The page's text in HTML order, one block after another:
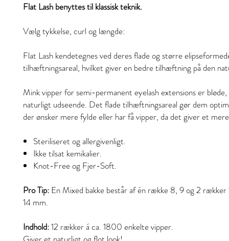
Flat Lash benyttes til klassisk teknik.
Vælg tykkelse, curl og længde:
Flat Lash kendetegnes ved deres flade og større
tilhæftningsareal, hvilket giver en bedre tilhæftning på den
Mink vipper for semi-permanent eyelash extensions er
naturligt udseende. Det flade tilhæftningsareal gør dem
der ønsker mere fylde eller har få vipper, da det giver et
Steriliseret og allergivenligt.
Ikke tilsat kemikalier.
Knot-Free og Fjer-Soft.
Pro Tip: En Mixed bakke består af én række 8, 9 og 2 rækker
14 mm.
Indhold:12 rækker á ca. 1800 enkelte vipper.